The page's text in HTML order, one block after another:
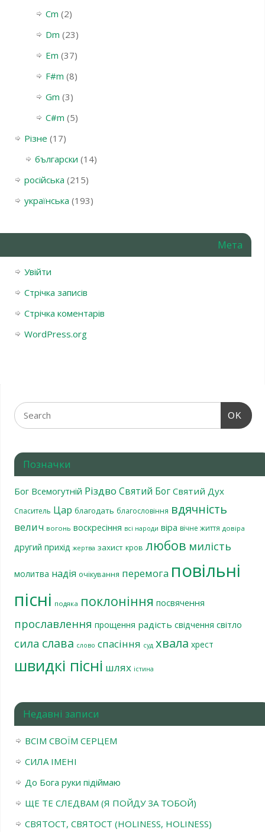
Cm (2)
Dm (23)
Em (37)
F#m (8)
Gm (3)
С#m (5)
Різне (17)
български (14)
російська (215)
українська (193)
Мета
Увійти
Стрічка записів
Стрічка коментарів
WordPress.org
OK
Позначки
Бог Всемогутній Різдво Святий Бог Святий Дух
Спаситель Цар благодать благословіння вдячність
велич вогонь воскресіння всі народи віра вічне життя довіра
другий прихід жертва захист кров любов милість
молитва надія очікування перемога повільні
пісні подяка поклоніння посвячення
прославлення прощення радість свідчення світло
сила слава слово спасіння суд хвала хрест
швидкі пісні шлях істина
Недавні записи
ВСІМ СВОЇМ СЕРЦЕМ
СИЛА ІМЕНІ
До Бога руки підіймаю
ЩЕ ТЕ СЛЕДВАМ (Я ПОЙДУ ЗА ТОБОЙ)
СВЯТОСТ, СВЯТОСТ (HOLINESS, HOLINESS)